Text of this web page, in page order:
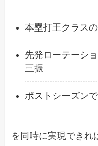
本塁打王クラス
先発ローテーシ
三振
ポストシーズン
を同時に実現できれ